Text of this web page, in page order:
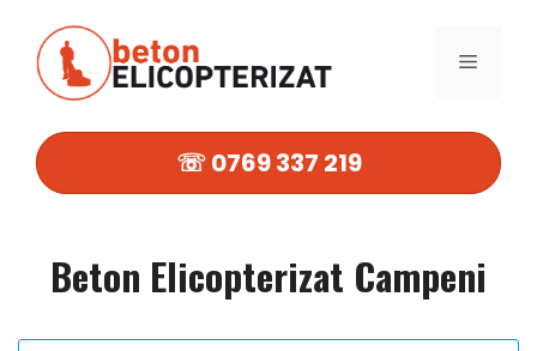
conținut
MENIU
☏ 0769 337 219
Beton Elicopterizat Campeni